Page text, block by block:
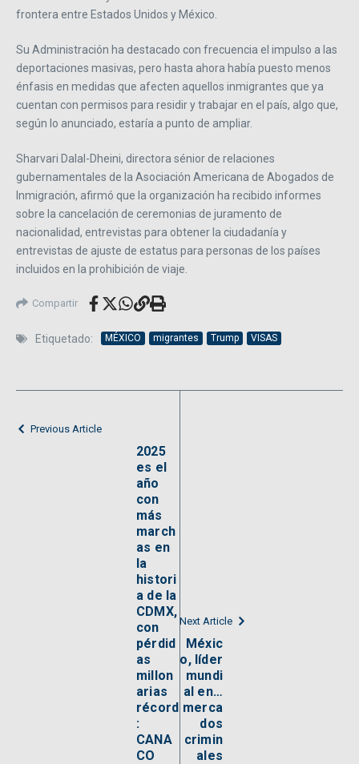
frontera entre Estados Unidos y México.
Su Administración ha destacado con frecuencia el impulso a las
deportaciones masivas, pero hasta ahora había puesto menos
énfasis en medidas que afecten aquellos inmigrantes que ya
cuentan con permisos para residir y trabajar en el país, algo que,
según lo anunciado, estaría a punto de ampliar.
Sharvari Dalal-Dheini, directora sénior de relaciones
gubernamentales de la Asociación Americana de Abogados de
Inmigración, afirmó que la organización ha recibido informes
sobre la cancelación de ceremonias de juramento de
nacionalidad, entrevistas para obtener la ciudadanía y
entrevistas de ajuste de estatus para personas de los países
incluidos en la prohibición de viaje.
Compartir
Etiquetado: MÉXICO migrantes Trump VISAS
Previous Article
2025
es el
año
con
más
march
as en
la
histori
a de la
CDMX,
con
pérdid
as
millon
arias
récord
:
CANA
CO
Next Article
Méxic
o, líder
mundi
al en…
merca
dos
crimin
ales